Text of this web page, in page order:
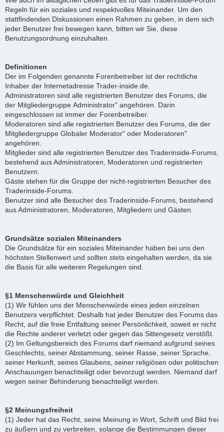
Regeln für ein soziales und respektvolles Miteinander. Um den
stattfindenden Diskussionen einen Rahmen zu geben, in dem sich
jeder Benutzer frei bewegen kann, bitten wir Sie, diese
Benutzungsordnung einzuhalten.
Definitionen
Der im Folgenden genannte Forenbetreiber ist der rechtliche
Inhaber der Internetadresse Trader-inside.de.
Administratoren sind alle registrierten Benutzer des Forums, die
der Mitgliedergruppe Administrator" angehören. Darin
eingeschlossen ist immer der Forenbetreiber.
Moderatoren sind alle registrierten Benutzer des Forums, die der
Mitgliedergruppe Globaler Moderator" oder Moderatoren"
angehören.
Mitglieder sind alle registrierten Benutzer des Traderinside-Forums,
bestehend aus Administratoren, Moderatoren und registrierten
Benutzern.
Gäste stehen für die Gruppe der nicht-registrierten Besucher des
Traderinside-Forums.
Benutzer sind alle Besucher des Traderinside-Forums, bestehend
aus Administratoren, Moderatoren, Mitgliedern und Gästen.
Grundsätze sozialen Miteinanders
Die Grundsätze für ein soziales Miteinander haben bei uns den
höchsten Stellenwert und sollten stets eingehalten werden, da sie
die Basis für alle weiteren Regelungen sind.
§1 Menschenwürde und Gleichheit
(1) Wir fühlen uns der Menschenwürde eines jeden einzelnen
Benutzers verpflichtet. Deshalb hat jeder Benutzer des Forums das
Recht, auf die freie Entfaltung seiner Persönlichkeit, soweit er nicht
die Rechte anderer verletzt oder gegen das Sittengesetz verstößt.
(2) Im Geltungsbereich des Forums darf niemand aufgrund seines
Geschlechts, seiner Abstammung, seiner Rasse, seiner Sprache,
seiner Herkunft, seines Glaubens, seiner religiösen oder politischen
Anschauungen benachteiligt oder bevorzugt werden. Niemand darf
wegen seiner Behinderung benachteiligt werden.
§2 Meinungsfreiheit
(1) Jeder hat das Recht, seine Meinung in Wort, Schrift und Bild frei
zu äußern und zu verbreiten, solange die Bestimmungen dieser